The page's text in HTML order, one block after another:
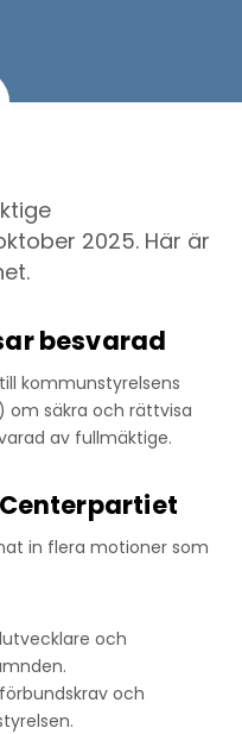
2025. Här är
besvarad
kommunstyrelsens
om säkra och rättvisa
av fullmäktige.
in flera motioner som
och
och